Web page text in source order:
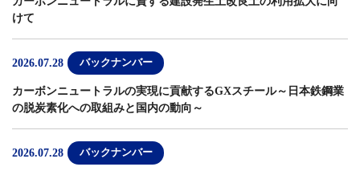
けて
2026.07.28 バックナンバー
カーボンニュートラルの実現に貢献するGXスチール～日本鉄鋼業
の脱炭素化への取組みと国内の動向～
2026.07.28 バックナンバー